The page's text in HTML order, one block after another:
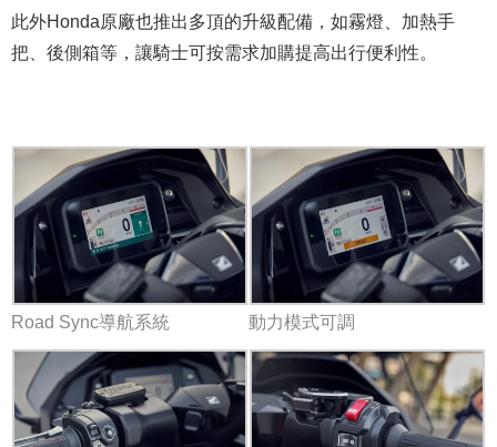
此外Honda原廠也推出多頂的升級配備，如霧燈、加熱手
把、後側箱等，讓騎士可按需求加購提高出行便利性。
Road Sync導航系統 動力模式可調